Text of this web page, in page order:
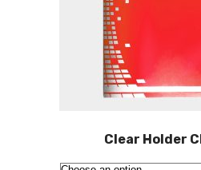
Clear Holder